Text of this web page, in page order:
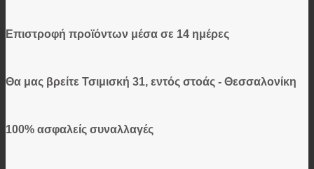
Επιστροφή προϊόντων μέσα σε 14 ημέρες
Θα μας βρείτε Τσιμισκή 31, εντός στοάς - Θεσσαλονίκη
100% ασφαλείς συναλλαγές